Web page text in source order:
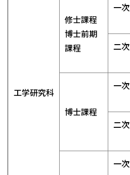
工学研究科
修士課程
博士前期
課程
一次
二次
博士課程
一次
二次
一次